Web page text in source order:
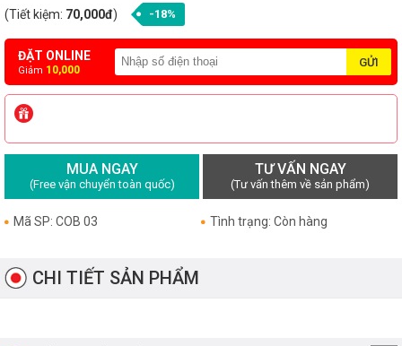
(Tiết kiệm: 70,000đ) -18%
ĐẶT ONLINE
Giảm 10,000
MUA NGAY
(Free vận chuyển toàn quốc)
TƯ VẤN NGAY
(Tư vấn thêm về sản phẩm)
Mã SP: COB 03 Tình trạng: Còn hàng
CHI TIẾT SẢN PHẨM